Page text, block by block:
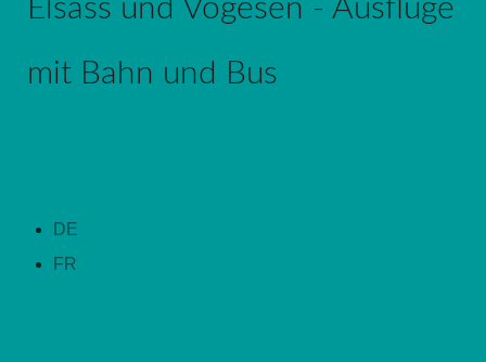
Elsass und Vogesen - Ausflüge
mit Bahn und Bus
DE
FR